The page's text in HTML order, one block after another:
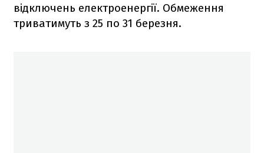
відключень електроенергії. Обмеження
триватимуть з 25 по 31 березня.